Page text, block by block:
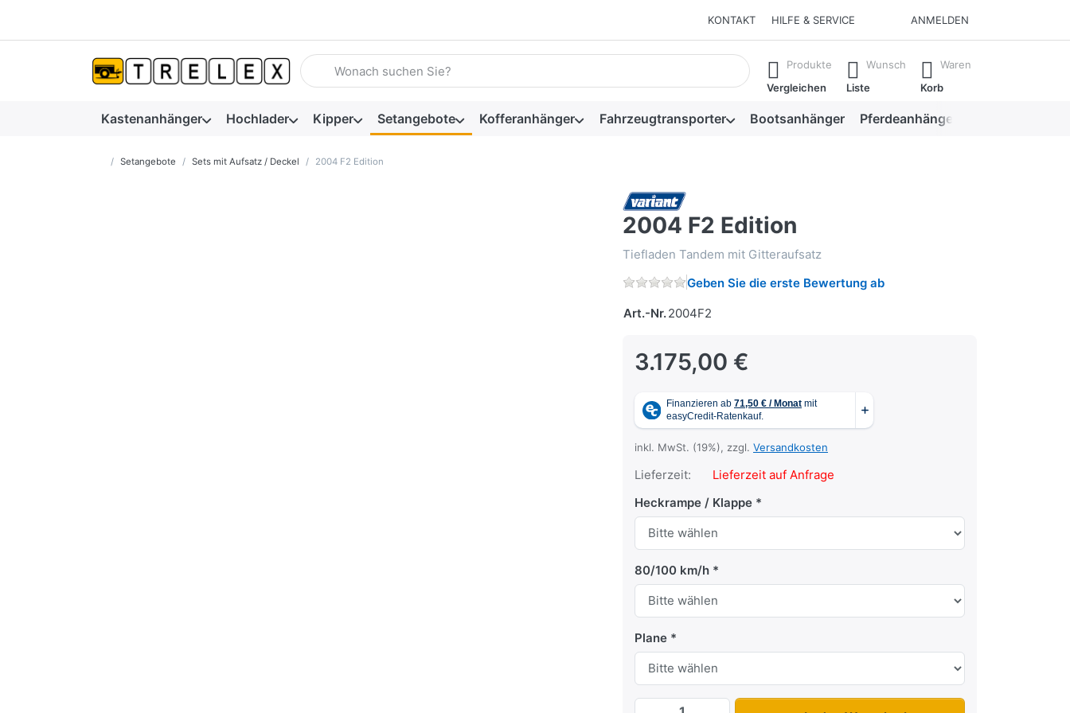
KONTAKT HILFE & SERVICE ANMELDEN
Geben Sie einen Suchbegriff ein. Während Sie tippen, erscheinen automatisch erste Ergebnisse. Drücken Sie die Eingabetaste, um alle
Produkte
Vergleichen
Wunsch
Liste
Waren
Korb
Kastenanhänger Hochlader Kipper Setangebote Kofferanhänger Fahrzeugtransporter Bootsanhänger Pferdeanhänger
Startseite
Setangebote Sets mit Aufsatz / Deckel 2004 F2 Edition
2004 F2 Edition
Tiefladen Tandem mit Gitteraufsatz
Geben Sie die erste Bewertung ab
Art.-Nr.2004F2
3.175,00 €
inkl. MwSt. (19%), zzgl. Versandkosten
Lieferzeit:
Lieferzeit auf Anfrage
Heckrampe / Klappe
80/100 km/h
Plane
2004 F2 Edition zu 3.175,00 €, Menge 1.